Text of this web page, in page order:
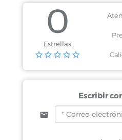
0
Estrellas
Escribir